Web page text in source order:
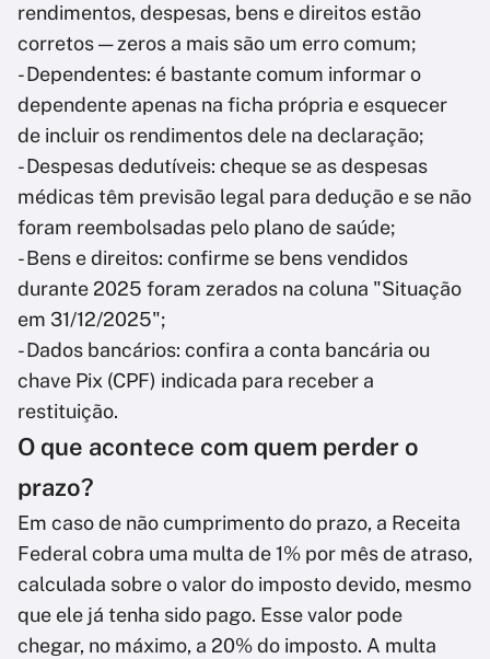
rendimentos, despesas, bens e direitos estão
corretos — zeros a mais são um erro comum;
- Dependentes: é bastante comum informar o
dependente apenas na ficha própria e esquecer
de incluir os rendimentos dele na declaração;
- Despesas dedutíveis: cheque se as despesas
médicas têm previsão legal para dedução e se não
foram reembolsadas pelo plano de saúde;
- Bens e direitos: confirme se bens vendidos
durante 2025 foram zerados na coluna "Situação
em 31/12/2025";
- Dados bancários: confira a conta bancária ou
chave Pix (CPF) indicada para receber a
restituição.
O que acontece com quem perder o
prazo?
Em caso de não cumprimento do prazo, a Receita
Federal cobra uma multa de 1% por mês de atraso,
calculada sobre o valor do imposto devido, mesmo
que ele já tenha sido pago. Esse valor pode
chegar, no máximo, a 20% do imposto. A multa